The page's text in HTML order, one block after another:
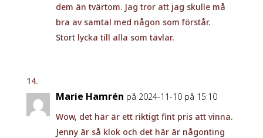
dem än tvärtom. Jag tror att jag skulle må
bra av samtal med någon som förstår.
Stort lycka till alla som tävlar.
Marie Hamrén på 2024-11-10 på 15:10
Wow, det här är ett riktigt fint pris att vinna.
Jenny är så klok och det här är någonting